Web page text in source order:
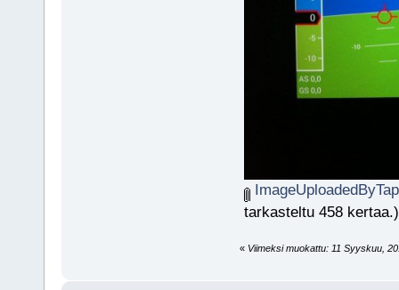
tarkasteltu 458 kertaa.)
« Viimeksi muokattu: 11 Syyskuu,